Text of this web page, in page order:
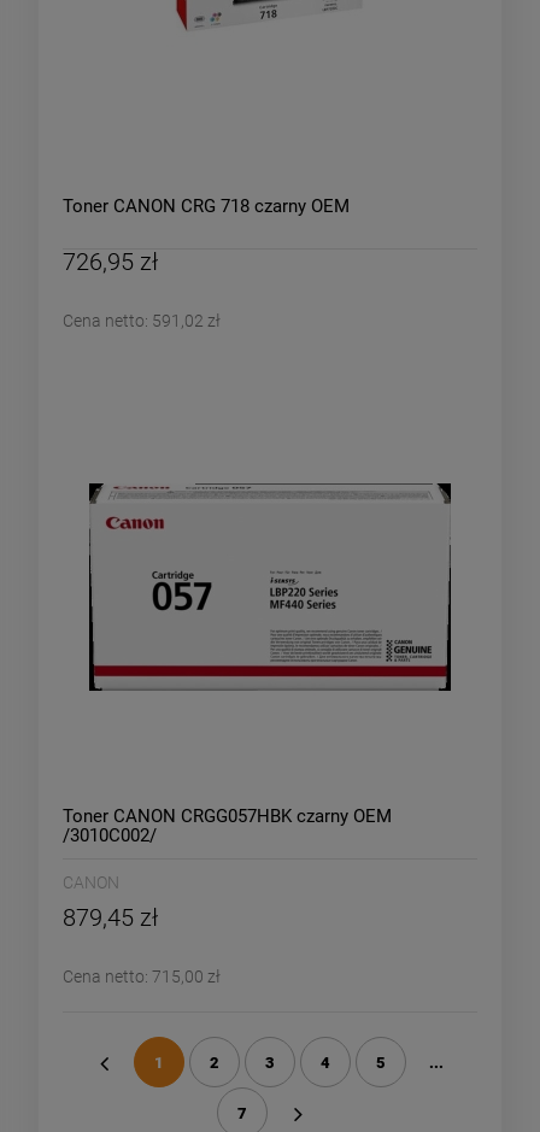
Toner CANON CRG 718 czarny OEM
726,95 zł
Cena netto: 591,02 zł
Toner CANON CRGG057HBK czarny OEM
/3010C002/
CANON
879,45 zł
Cena netto: 715,00 zł
1 2 3 4 5 ...
7